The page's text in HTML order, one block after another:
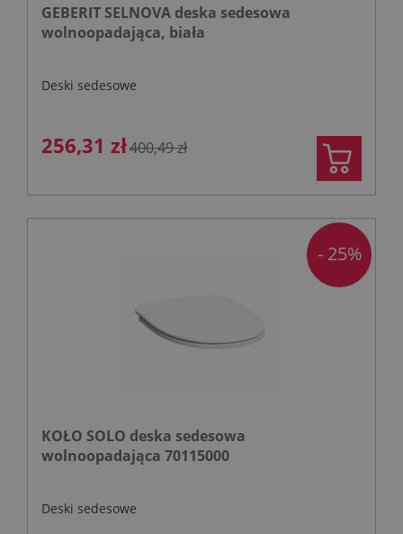
GEBERIT SELNOVA deska sedesowa
wolnoopadająca, biała
Deski sedesowe
256,31 zł400,49 zł
KOŁO SOLO deska sedesowa
wolnoopadająca 70115000
Deski sedesowe
- 25%